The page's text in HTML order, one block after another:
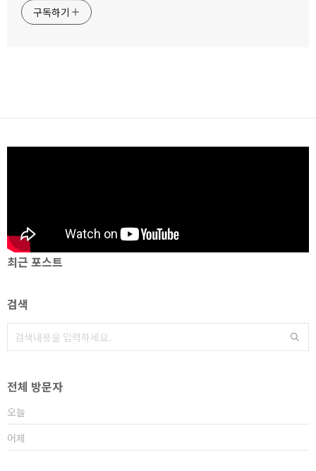
구독하기
최근 포스트
검색
전체 방문자
오늘
어제